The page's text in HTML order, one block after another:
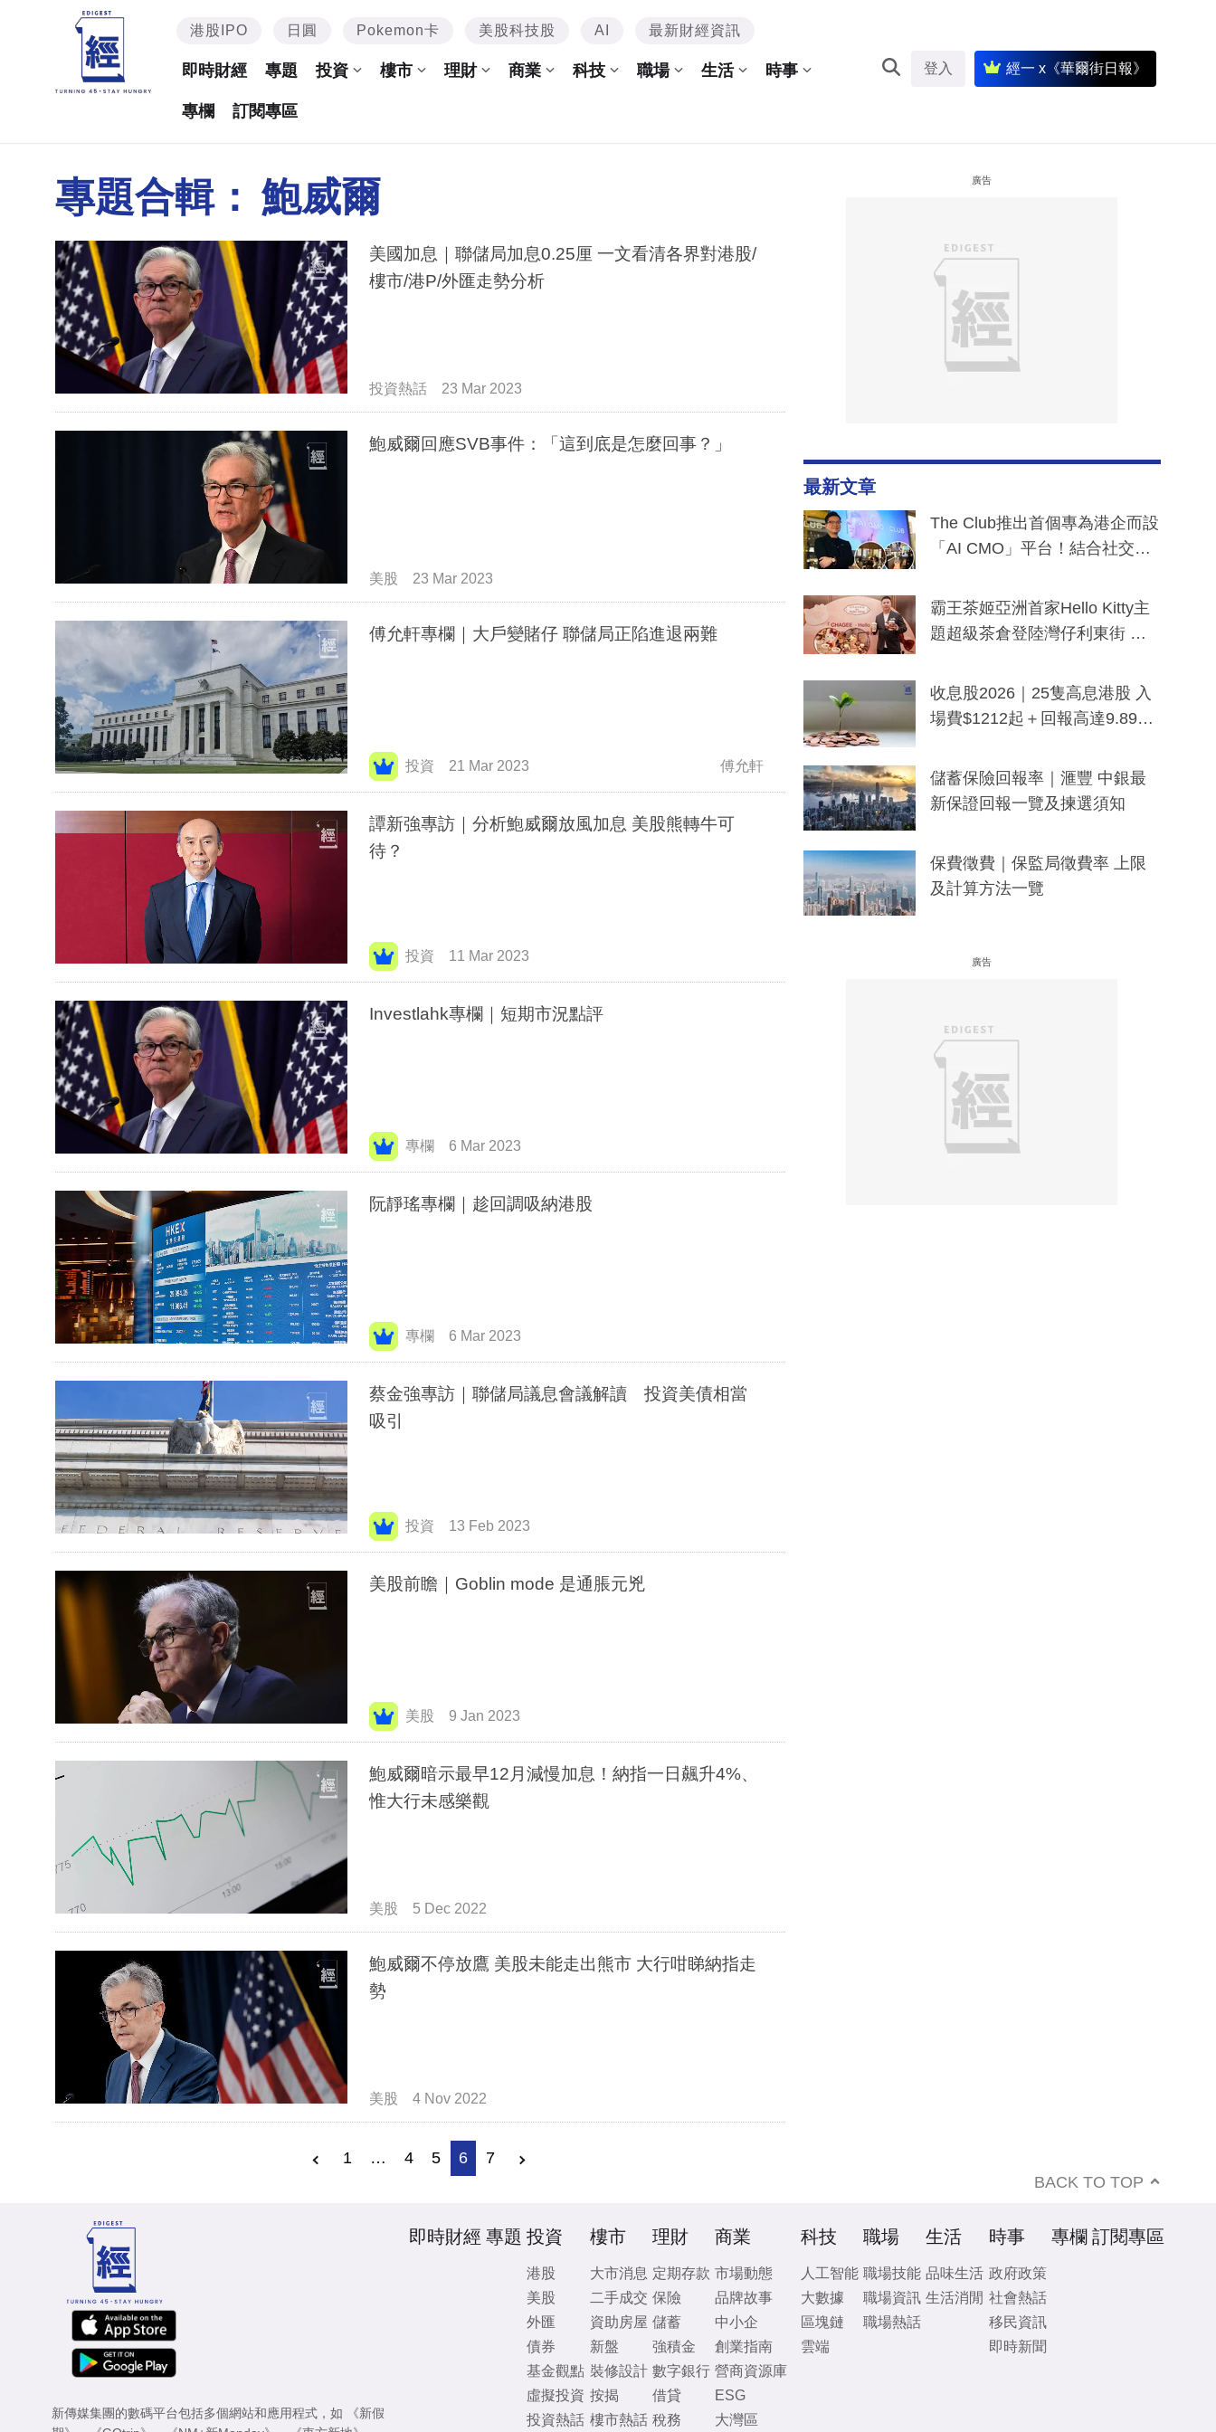
港股IPO 日圓 Pokemon卡 美股科技股 AI 最新財經資訊
即時財經 專題 投資 樓市 理財 商業 科技 職場 生活 時事
專欄 訂閱專區
登入 經一 x《華爾街日報》
專題合輯： 鮑威爾
美國加息｜聯儲局加息0.25厘 一文看清各界對港股/
樓市/港P/外匯走勢分析
投資熱話 23 Mar 2023
鮑威爾回應SVB事件：「這到底是怎麼回事？」
美股 23 Mar 2023
傅允軒專欄｜大戶變賭仔 聯儲局正陷進退兩難
投資 21 Mar 2023 傅允軒
譚新強專訪｜分析鮑威爾放風加息 美股熊轉牛可
待？
投資 11 Mar 2023
Investlahk專欄｜短期市況點評
專欄 6 Mar 2023
阮靜瑤專欄｜趁回調吸納港股
專欄 6 Mar 2023
蔡金強專訪｜聯儲局議息會議解讀 投資美債相當
吸引
投資 13 Feb 2023
美股前瞻｜Goblin mode 是通脹元兇
美股 9 Jan 2023
鮑威爾暗示最早12月減慢加息！納指一日飆升4%、
惟大行未感樂觀
美股 5 Dec 2022
鮑威爾不停放鷹 美股未能走出熊市 大行咁睇納指走
勢
美股 4 Nov 2022
1 … 4 5 6 7
廣告
最新文章
The Club推出首個專為港企而設
「AI CMO」平台！結合社交聆
分鐘生成「貼地」宣傳短片
霸王茶姬亞洲首家Hello Kitty主
題超級茶倉登陸灣仔利東街 推
y及香港限定特調系列
收息股2026｜25隻高息港股 入
場費$1212起＋回報高達9.89
儲蓄保險回報率｜滙豐 中銀最
新保證回報一覽及揀選須知
保費徵費｜保監局徵費率 上限
及計算方法一覽
廣告
BACK TO TOP
新傳媒集團的數碼平台包括多個網站和應用程式，如
《新假
即時財經 專題 投資
港股
美股
外匯
債券
基金觀點
虛擬投資
投資熱話
樓市
大市消息
二手成交
資助房屋
新盤
裝修設計
按揭
樓市熱話
理財
定期存款
保險
儲蓄
強積金
數字銀行
借貸
稅務
商業
市場動態
品牌故事
中小企
創業指南
營商資源庫
ESG
大灣區
科技
人工智能
大數據
區塊鏈
雲端
職場
職場技能
職場資訊
職場熱話
生活
品味生活
生活消閒
時事
政府政策
社會熱話
移民資訊
即時新聞
專欄 訂閱專區